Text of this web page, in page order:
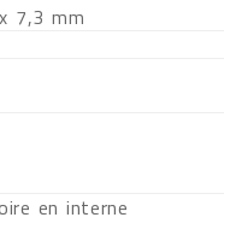
7,3 mm
en interne